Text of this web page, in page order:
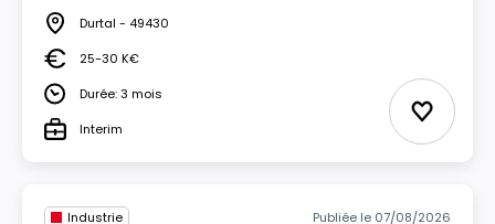
Lieu Durtal - 49430
Salaire25-30 K€
DuréeDurée: 3 mois
TypeInterim Ajouter
Industrie Publiée le 07/08/2026